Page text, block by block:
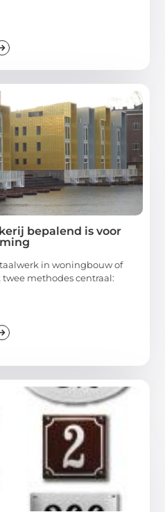
bepalend is voor
in woningbouw of
methodes centraal: